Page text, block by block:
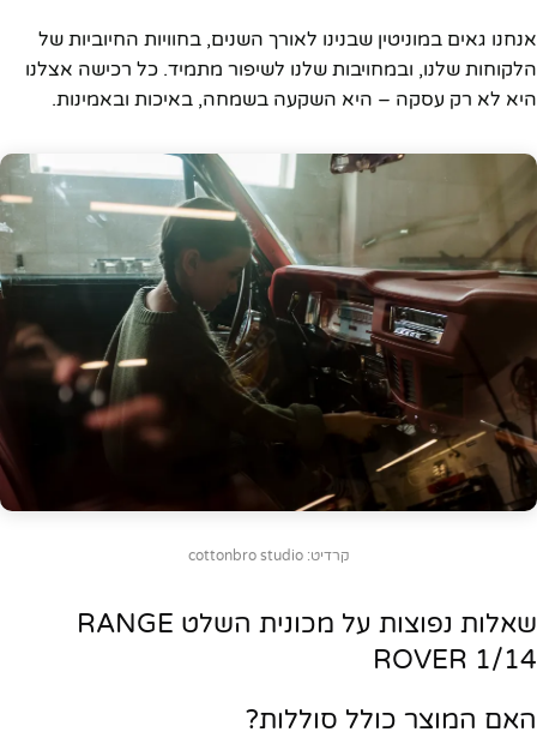
אנחנו גאים במוניטין שבנינו לאורך השנים, בחוויות החיוביות של
הלקוחות שלנו, ובמחויבות שלנו לשיפור מתמיד. כל רכישה אצלנו
היא לא רק עסקה – היא השקעה בשמחה, באיכות ובאמינות.
קרדיט: cottonbro studio
שאלות נפוצות על מכונית השלט RANGE
ROVER 1/14
האם המוצר כולל סוללות?